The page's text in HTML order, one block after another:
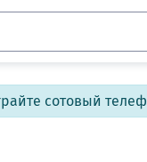
сотовый